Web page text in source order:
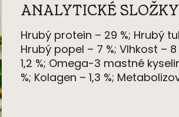
ANALYTICKÉ SLOŽKY
Hrubý protein – 29 %; Hrubý
Hrubý popel – 7 %; Vlhkost – 8
1,2 %; Omega-3 mastné
%; Kolagen – 1,3 %;